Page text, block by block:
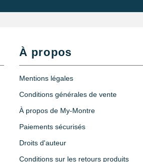
À propos
Mentions légales
Conditions générales de vente
À propos de My-Montre
Paiements sécurisés
Droits d'auteur
Conditions sur les retours produits